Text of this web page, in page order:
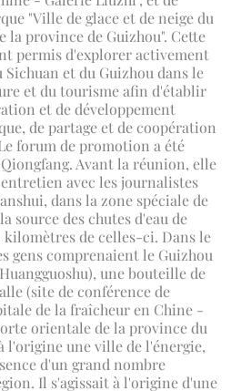
"Ville de glace et de neige du
la province de Guizhou". Cette
permis d'explorer activement
Sichuan et du Guizhou dans le
et du tourisme afin d'établir
et de développement
de partage et de coopération
forum de promotion a été
Avant la réunion, elle
avec les journalistes
dans la zone spéciale de
source des chutes d'eau de
kilomètres de celles-ci. Dans le
gens comprenaient le Guizhou
une bouteille de
(site de conférence de
de la fraîcheur en Chine -
orientale de la province du
l'origine une ville de l'énergie,
d'un grand nombre
Il s'agissait à l'origine d'une